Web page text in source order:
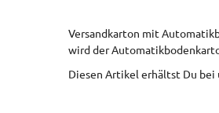
Versandkarton mit
wird der
Diesen Artikel erhältst Du bei